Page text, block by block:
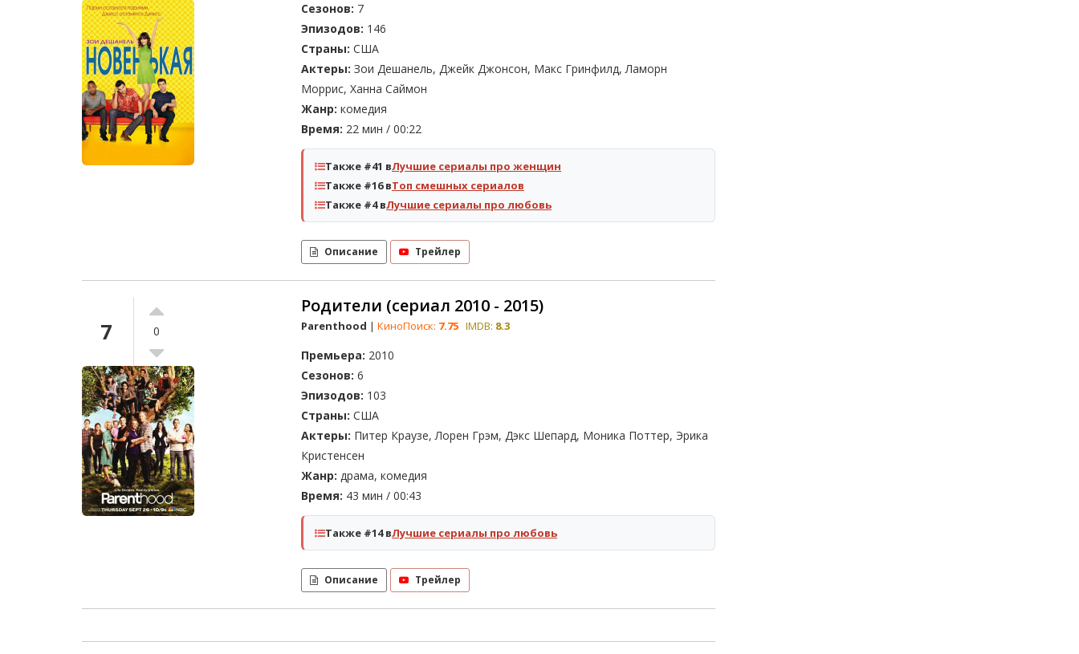
Сезонов: 7
Эпизодов: 146
Страны: США
Актеры: Зои Дешанель, Джейк Джонсон, Макс Гринфилд, Ламорн
Моррис, Ханна Саймон
Жанр: комедия
Время: 22 мин / 00:22
Также #41 вЛучшие сериалы про женщин
Также #16 вТоп смешных сериалов
Также #4 вЛучшие сериалы про любовь
Описание Трейлер
7 0
Родители (сериал 2010 - 2015)
Parenthood | КиноПоиск: 7.75 IMDB: 8.3
Премьера: 2010
Сезонов: 6
Эпизодов: 103
Страны: США
Актеры: Питер Краузе, Лорен Грэм, Дэкс Шепард, Моника Поттер, Эрика
Кристенсен
Жанр: драма, комедия
Время: 43 мин / 00:43
Также #14 вЛучшие сериалы про любовь
Описание Трейлер